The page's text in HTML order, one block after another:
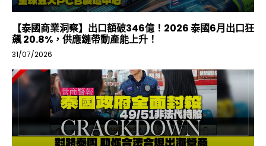
【泰國商業洞察】出口額破346億！2026 泰國6月出口狂
飆 20.8%，供應鏈帶動產能上升！
31/07/2026